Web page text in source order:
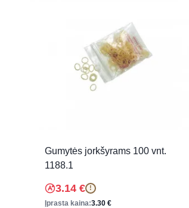
Gumytės jorkšyrams 100 vnt.
1188.1
3.14 € !
Įprasta kaina:3.30 €